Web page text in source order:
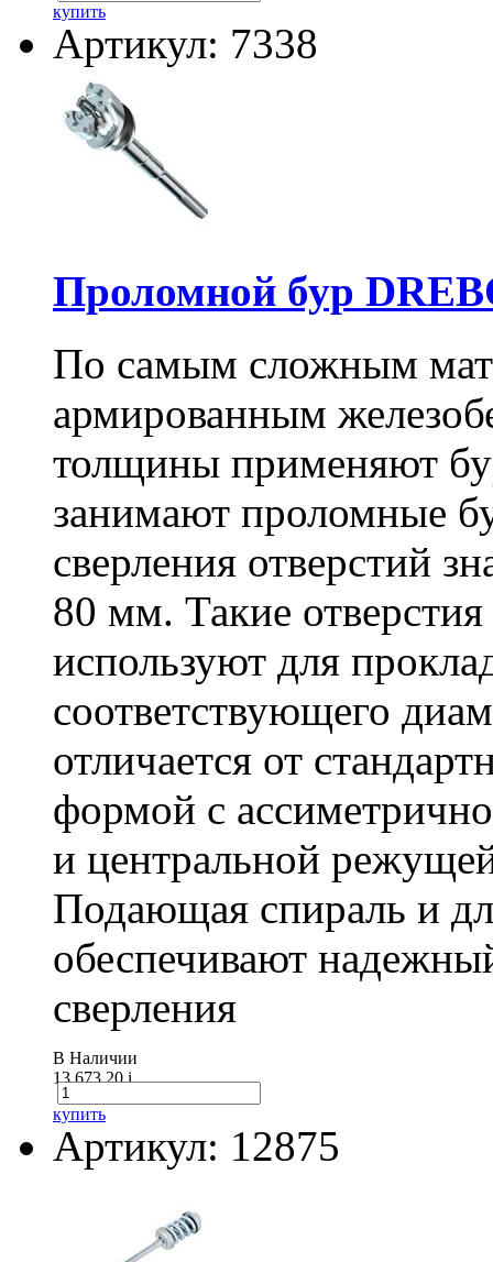
купить
Артикул: 7338
Проломной бур
По самым сложным
армированным
толщины применяют
занимают проломные
сверления отверстий
80 мм. Такие
используют для
соответствующего
отличается от
формой с
и центральной
Подающая спираль и
обеспечивают
сверления
В Наличии
13 673.20i
купить
Артикул: 12875